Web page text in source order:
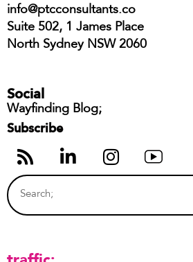
info@ptcconsultants.co
Suite 502, 1 James Place
North Sydney NSW 2060
Social
Wayfinding Blog;
Subscribe